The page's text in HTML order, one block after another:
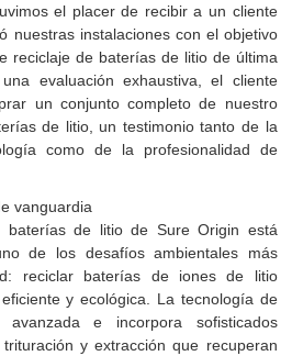
el placer de recibir a un cliente
nuestras instalaciones con el objetivo
reciclaje de baterías de litio de última
evaluación exhaustiva, el cliente
un conjunto completo de nuestro
de litio, un testimonio tanto de la
como de la profesionalidad de
vanguardia
baterías de litio de Sure Origin está
de los desafíos ambientales más
reciclar baterías de iones de litio
y ecológica. La tecnología de
e incorpora sofisticados
y extracción que recuperan